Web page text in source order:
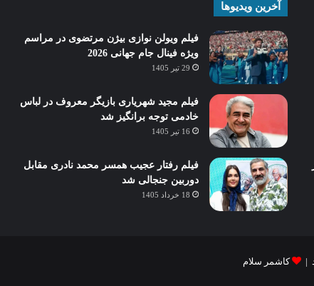
آخرین ویدیوها
فیلم ویولن نوازی بیژن مرتضوی در مراسم
ویژه فینال جام جهانی 2026
29 تیر 1405
فیلم مجید شهریاری بازیگر معروف در لباس
خادمی توجه برانگیز شد
16 تیر 1405
فیلم رفتار عجیب همسر محمد نادری مقابل
دوربین جنجالی شد
18 خرداد 1405
کاشمر سلام